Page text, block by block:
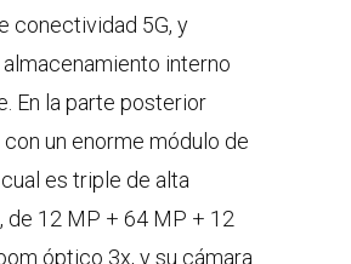
conectividad 5G, y
almacenamiento interno
En la parte posterior
un enorme módulo de
es triple de alta
de 12 MP + 64 MP + 12
óptico 3x, y su cámara